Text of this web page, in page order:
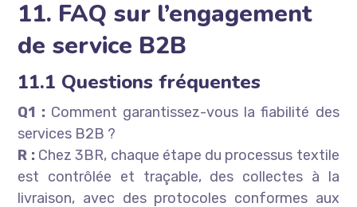
11. FAQ sur l’engagement
de service B2B
11.1 Questions fréquentes
Q1 :Comment garantissez-vous la fiabilité des
services B2B ?
R :Chez 3BR, chaque étape du processus textile
est contrôlée et traçable, des collectes à la
livraison, avec des protocoles conformes aux